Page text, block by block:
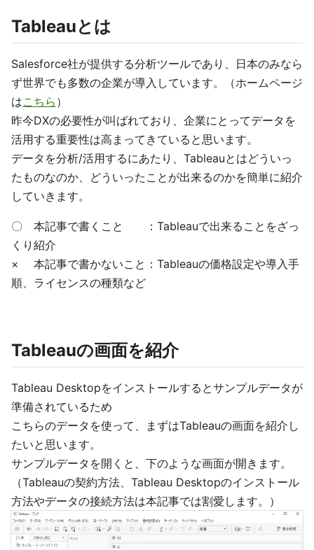
Tableauとは
Salesforce社が提供する分析ツールであり、日本のみなら
ず世界でも多数の企業が導入しています。（ホームページ
はこちら ）
昨今DXの必要性が叫ばれており、企業にとってデータを
活用する重要性は高まってきていると思います。
データを分析/活用するにあたり、Tableauとはどういっ
たものなのか、どういったことが出来るのかを簡単に紹介
していきます。
〇 本記事で書くこと ：Tableauで出来ることをざっ
くり紹介
× 本記事で書かないこと：Tableauの価格設定や導入手
順、ライセンスの種類など
Tableauの画面を紹介
Tableau Desktopをインストールするとサンプルデータが
準備されているため
こちらのデータを使って、まずはTableauの画面を紹介し
たいと思います。
サンプルデータを開くと、下のような画面が開きます。
（Tableauの契約方法、Tableau Desktopのインストール
方法やデータの接続方法は本記事では割愛します。）